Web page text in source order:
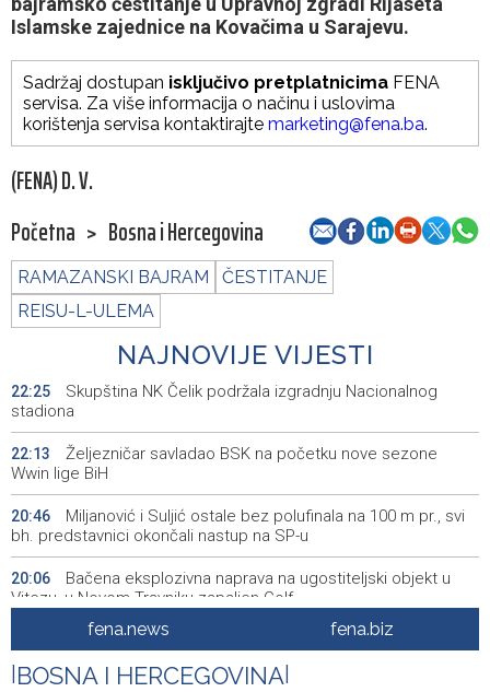
Islamske zajednice na Kovačima u Sarajevu.
Sadržaj dostupan isključivo pretplatnicima FENA
servisa. Za više informacija o načinu i uslovima
korištenja servisa kontaktirajte marketing@fena.ba.
(FENA) D. V.
Početna > Bosna i Hercegovina
RAMAZANSKI BAJRAM
ČESTITANJE
REISU-L-ULEMA
NAJNOVIJE VIJESTI
22:25
Skupština NK Čelik podržala izgradnju Nacionalnog
stadiona
22:13
Željezničar savladao BSK na početku nove sezone
Wwin lige BiH
20:46
Miljanović i Suljić ostale bez polufinala na 100 m pr., svi
bh. predstavnici okončali nastup na SP-u
20:06
Bačena eksplozivna naprava na ugostiteljski objekt u
Vitezu, u Novom Travniku zapaljen Golf
Galerija ULUPUBiH otvara novu izlagačku sezonu,
predstavlja novi izlagački program
fena.news fena.biz
BOSNA I HERCEGOVINA